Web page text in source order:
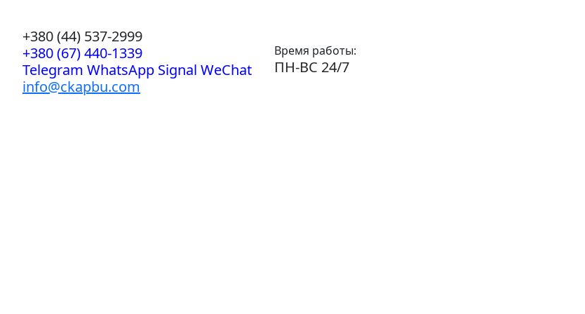
+380 (44) 537-2999
+380 (67) 440-1339
Telegram WhatsApp Signal WeChat
info@ckapbu.com
Время работы:
ПН-ВС 24/7